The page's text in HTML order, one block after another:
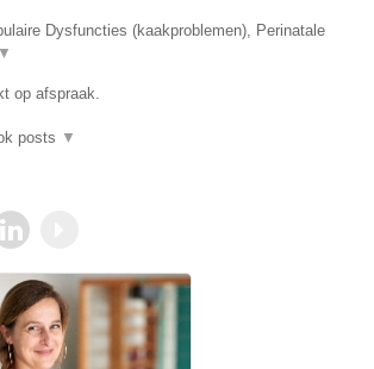
Dysfuncties (kaakproblemen), Perinatale
▼
op afspraak.
posts ▼